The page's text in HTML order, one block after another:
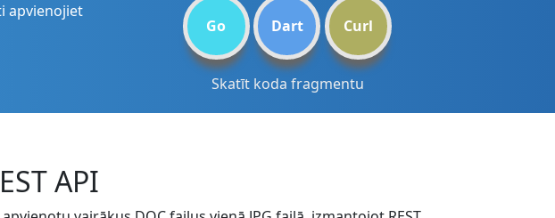
apvienojiet
Go Dart Curl
Skatīt koda fragmentu
API